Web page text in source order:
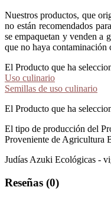
Nuestros productos, que
no están recomendados
se empaquetan y venden a
que no haya contaminación
El Producto que ha
Uso culinario
Semillas de uso culinario
El Producto que ha
El tipo de producción del
Proveniente de Agricultura
Judías Azuki Ecológicas -
Reseñas (0)